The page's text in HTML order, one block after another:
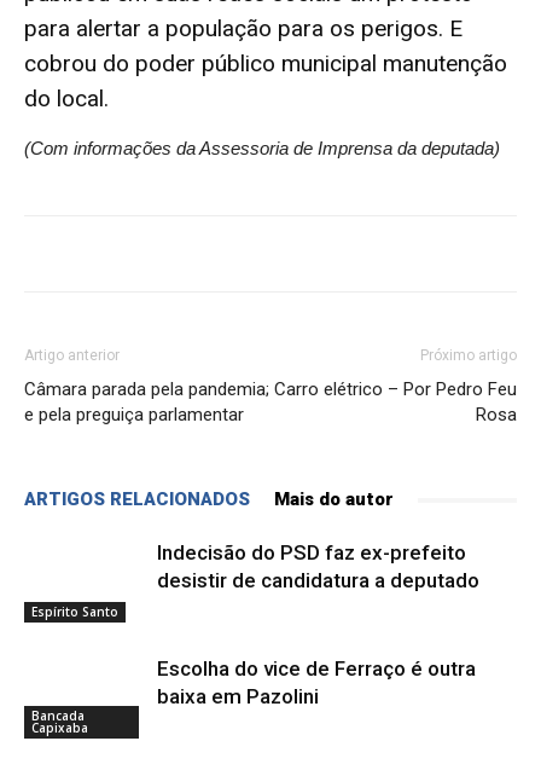
para alertar a população para os perigos. E
cobrou do poder público municipal manutenção
do local.
(Com informações da Assessoria de Imprensa da deputada)
Artigo anterior
Câmara parada pela pandemia;
e pela preguiça parlamentar
Próximo artigo
Carro elétrico – Por Pedro Feu
Rosa
ARTIGOS RELACIONADOS Mais do autor
Espírito Santo
Indecisão do PSD faz ex-prefeito
desistir de candidatura a deputado
Bancada
Capixaba
Escolha do vice de Ferraço é outra
baixa em Pazolini